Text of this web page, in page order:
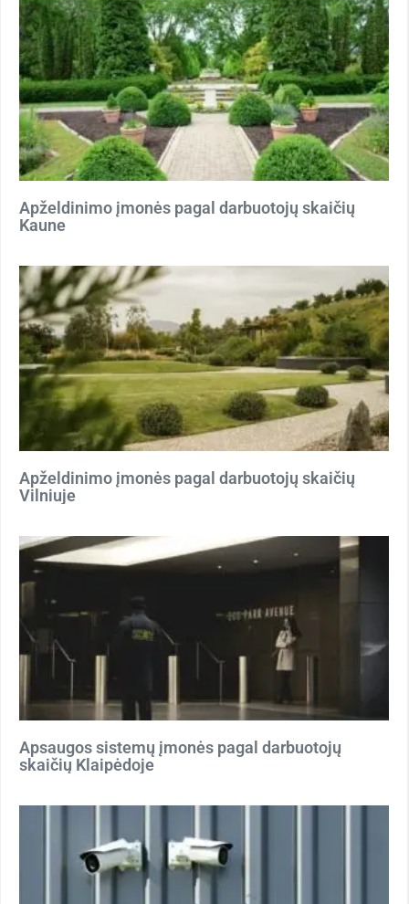
Apželdinimo įmonės pagal darbuotojų skaičių
Kaune
Apželdinimo įmonės pagal darbuotojų skaičių
Vilniuje
Apsaugos sistemų įmonės pagal darbuotojų
skaičių Klaipėdoje